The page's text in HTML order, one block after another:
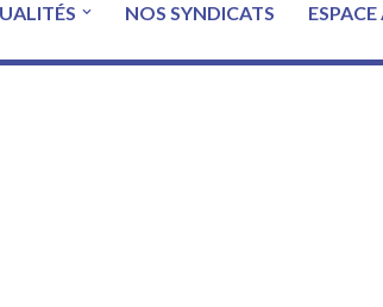
NOS SYNDICATS